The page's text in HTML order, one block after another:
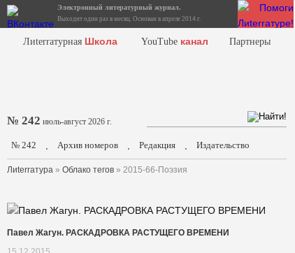
Электронный литературный журнал.
Выходит один раз в месяц. Основан в апреле 2014 г.
Лиterraтурная Школа YouTube канал Партнеры
№ 242 июль-август 2026 г.
№ 242 . Архив номеров . Редакция . Издательство
Лиterraтура » Облако тегов » 2015-66-Поэзия
Павел Жагун. РАСКАДРОВКА РАСТУЩЕГО ВРЕМЕНИ